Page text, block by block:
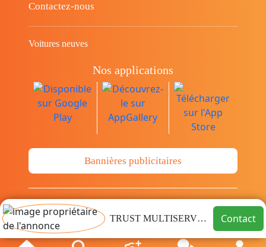
TRUST MULTISERVICES ARIANA Contact
Contactez-nous
Voitures neuves
Nos applications
Bannières publicitaires
© Copyright 2014-2026 Cava.tn Limited Tous
les droits sont réservés.